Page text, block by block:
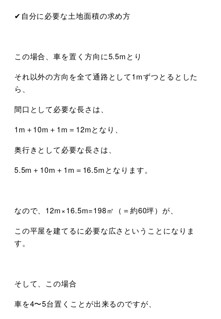
✔︎自分に必要な土地面積の求め方
この場合、車を置く方向に5.5mとり
それ以外の方向を全て通路として1mずつとるとした
ら、
間口として必要な長さは、
1m＋10m＋1m＝12mとなり、
奥行きとして必要な長さは、
5.5m＋10m＋1m＝16.5mとなります。
なので、12m×16.5m=198㎡（＝約60坪）が、
この平屋を建てるに必要な広さということになりま
す。
そして、この場合
車を4〜5台置くことが出来るのですが、